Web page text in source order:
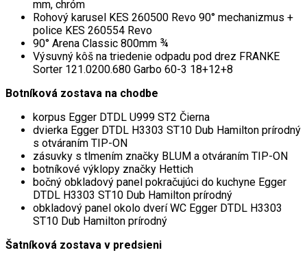
mm, chróm
Rohový karusel KES 260500 Revo 90° mechanizmus +
police KES 260554 Revo
90° Arena Classic 800mm ¾
Výsuvný kôš na triedenie odpadu pod drez FRANKE
Sorter 121.0200.680 Garbo 60-3 18+12+8
Botníková zostava na chodbe
korpus Egger DTDL U999 ST2 Čierna
dvierka Egger DTDL H3303 ST10 Dub Hamilton prírodný
s otváraním TIP-ON
zásuvky s tlmením značky BLUM a otváraním TIP-ON
botníkové výklopy značky Hettich
bočný obkladový panel pokračujúci do kuchyne Egger
DTDL H3303 ST10 Dub Hamilton prírodný
obkladový panel okolo dverí WC Egger DTDL H3303
ST10 Dub Hamilton prírodný
Šatníková zostava v predsieni